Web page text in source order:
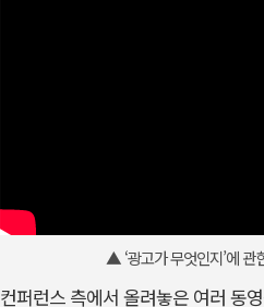
▲ ‘광고가 무엇인지’에
컨퍼런스 측에서 올려놓은 여러 동